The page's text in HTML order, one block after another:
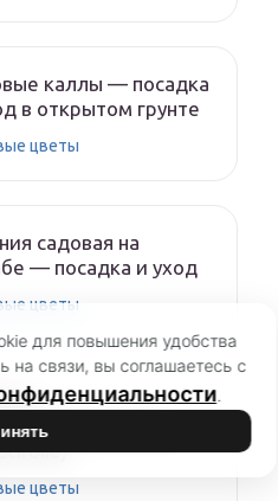
каллы — посадка
в открытом грунте
цветы
садовая на
— посадка и уход
цветы
цветы
для повышения удобства
на связи, вы соглашаетесь с
.